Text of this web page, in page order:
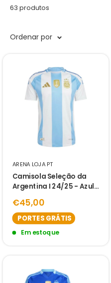
63 produtos
Ordenar por
ARENA LOJA PT
Camisola Seleção da
Argentina I 24/25 - Azul
€45,00
PORTES GRÁTIS
Em estoque